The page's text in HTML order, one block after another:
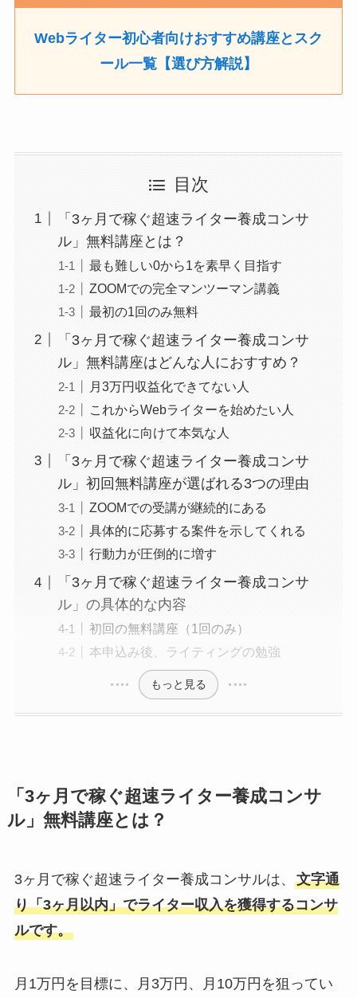
Webライター初心者向けおすすめ講座とスク
ール一覧【選び方解説】
目次
「3ヶ月で稼ぐ超速ライター養成コンサ
ル」無料講座とは？
最も難しい0から1を素早く目指す
ZOOMでの完全マンツーマン講義
最初の1回のみ無料
「3ヶ月で稼ぐ超速ライター養成コンサ
ル」無料講座はどんな人におすすめ？
月3万円収益化できてない人
これからWebライターを始めたい人
収益化に向けて本気な人
「3ヶ月で稼ぐ超速ライター養成コンサ
ル」初回無料講座が選ばれる3つの理由
ZOOMでの受講が継続的にある
具体的に応募する案件を示してくれる
行動力が圧倒的に増す
「3ヶ月で稼ぐ超速ライター養成コンサ
ル」の具体的な内容
初回の無料講座（1回のみ）
本申込み後、ライティングの勉強
もっと見る
「3ヶ月で稼ぐ超速ライター養成コンサ
ル」無料講座とは？
3ヶ月で稼ぐ超速ライター養成コンサルは、 文字通
り「3ヶ月以内」でライター収入を獲得するコンサ
ルです。
月1万円を目標に、月3万円、月10万円を狙ってい